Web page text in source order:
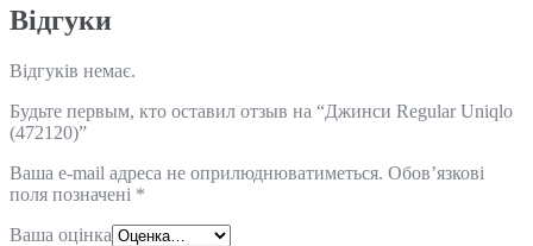
Відгуки
Відгуків немає.
Будьте первым, кто оставил отзыв на “Джинси Regular Uniqlo
(472120)”
Ваша e-mail адреса не оприлюднюватиметься. Обов’язкові
поля позначені *
Ваша оцінка